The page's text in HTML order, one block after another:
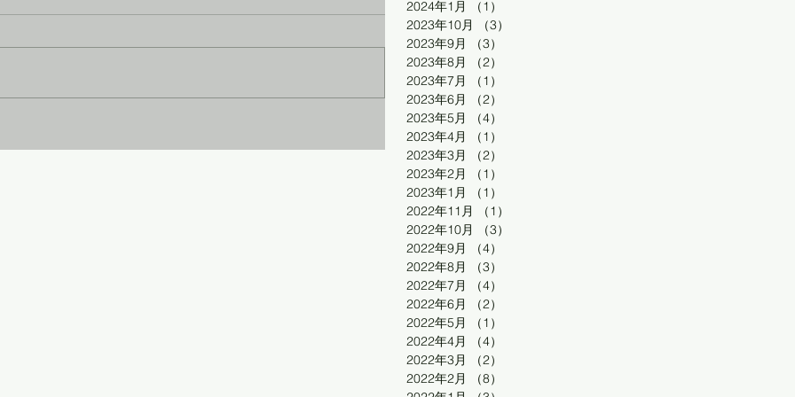
2024年1月 （1）
2023年10月
（3）
2023年9月
（3）
2023年8月
（2）
2023年7月
（1）
2023年6月
（2）
2023年5月
（4）
2023年4月
（1）
2023年3月
（2）
2023年2月
（1）
2023年1月
（1）
2022年11月
（1）
2022年10月
（3）
2022年9月
（4）
2022年8月
（3）
2022年7月
（4）
2022年6月
（2）
2022年5月
（1）
2022年4月
（4）
2022年3月
（2）
2022年2月
（8）